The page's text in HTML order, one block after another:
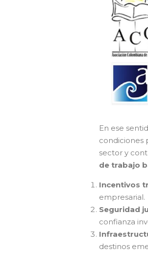
En ese
condiciones
sector y
de trabajo
Incentivos
empresarial.
Seguridad
confianza
destinos